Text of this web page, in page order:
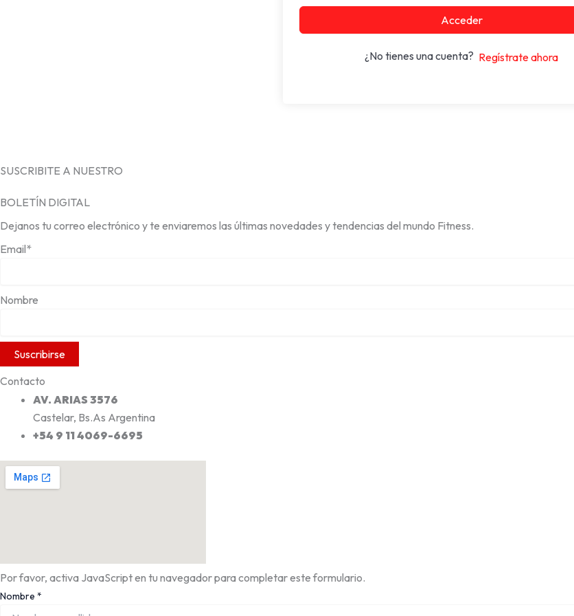
Acceder
¿No tienes una cuenta? Regístrate ahora
SUSCRIBITE A NUESTRO
BOLETÍN DIGITAL
Dejanos tu correo electrónico y te enviaremos las últimas novedades y tendencias del mundo Fitness.
Email*
Nombre
Contacto
AV. ARIAS 3576
Castelar, Bs.As Argentina
+54 9 11 4069-6695
Por favor, activa JavaScript en tu navegador para completar este formulario.
Nombre *